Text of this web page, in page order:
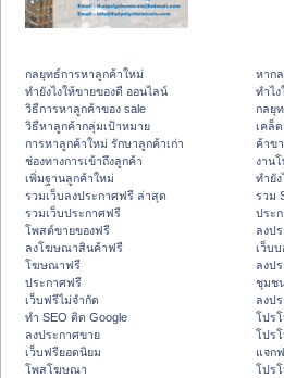
กลยุทธ์การหาลูกค้าใหม่
ทํายังไงให้ขายของดี ออนไลน์
วิธีการหาลูกค้าของ sale
วิธีหาลูกค้ากลุ่มเป้าหมาย
การหาลูกค้าใหม่ รักษาลูกค้าเก่า
ช่องทางการเข้าถึงลูกค้า
เพิ่มฐานลูกค้าใหม่
รวมเว็บลงประกาศฟรี ล่าสุด
รวมเว็บประกาศฟรี
โพสต์ขายของฟรี
ลงโฆษณาสินค้าฟรี
โฆษณาฟรี
ประกาศฟรี
เว็บฟรีไม่จำกัด
ทำ SEO ติด Google
ลงประกาศขาย
เว็บฟรียอดนิยม
โพสโฆษณา
หาก
ทําไง
กลยุ
เคล็
ค้าข
งาน
ทํายั
รวม
ประ
ลงป
เว็บ
ลงป
ชุมช
ลงป
โปร
โปร
แจก
โปร